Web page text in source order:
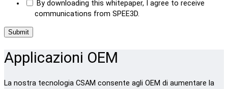
By downloading this whitepaper, I agree to receive
communications from SPEE3D.
Applicazioni OEM
La nostra tecnologia CSAM consente agli OEM di aumentare la